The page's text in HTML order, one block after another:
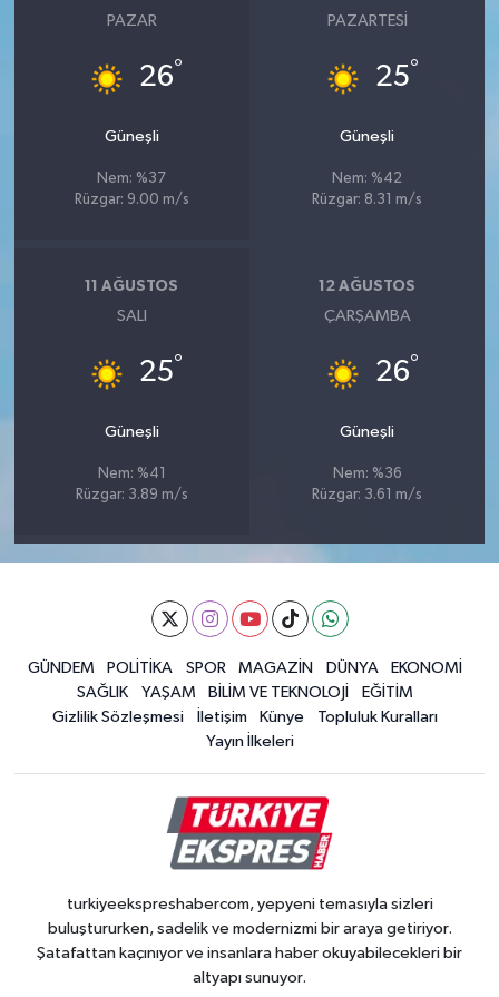
PAZAR
26°
Güneşli
Nem: %37
Rüzgar: 9.00 m/s
PAZARTESI
25°
Güneşli
Nem: %42
Rüzgar: 8.31 m/s
11 AĞUSTOS
SALI
25°
Güneşli
Nem: %41
Rüzgar: 3.89 m/s
12 AĞUSTOS
ÇARŞAMBA
26°
Güneşli
Nem: %36
Rüzgar: 3.61 m/s
GÜNDEM POLİTİKA SPOR MAGAZİN DÜNYA
EKONOMİ
SAĞLIK
YAŞAM BİLİM VE TEKNOLOJİ
EĞİTİM
Gizlilik Sözleşmesi
İletişim Künye
Topluluk Kuralları
Yayın İlkeleri
turkiyeekspreshabercom, yepyeni temasıyla sizleri
buluştururken, sadelik ve modernizmi bir araya getiriyor.
Şatafattan kaçınıyor ve insanlara haber okuyabilecekleri bir
altyapı sunuyor.